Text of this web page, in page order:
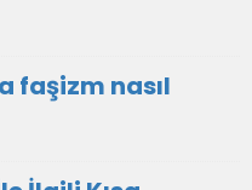
faşizm nasıl